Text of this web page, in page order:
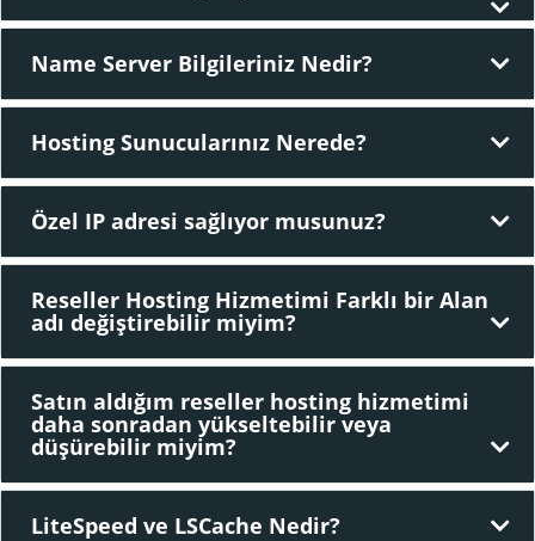
Name Server Bilgileriniz Nedir?
Hosting Sunucularınız Nerede?
Özel IP adresi sağlıyor musunuz?
Reseller Hosting Hizmetimi Farklı bir Alan
adı değiştirebilir miyim?
Satın aldığım reseller hosting hizmetimi
daha sonradan yükseltebilir veya
düşürebilir miyim?
LiteSpeed ve LSCache Nedir?